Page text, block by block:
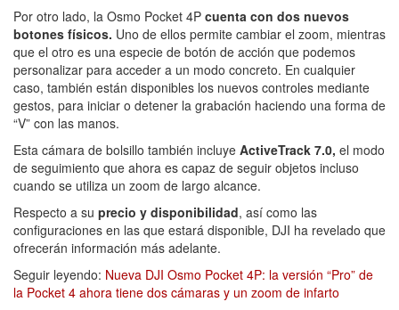
Por otro lado, la Osmo Pocket 4P cuenta con dos nuevos
botones físicos. Uno de ellos permite cambiar el zoom, mientras
que el otro es una especie de botón de acción que podemos
personalizar para acceder a un modo concreto. En cualquier
caso, también están disponibles los nuevos controles mediante
gestos, para iniciar o detener la grabación haciendo una forma de
“V” con las manos.
Esta cámara de bolsillo también incluye ActiveTrack 7.0, el modo
de seguimiento que ahora es capaz de seguir objetos incluso
cuando se utiliza un zoom de largo alcance.
Respecto a su precio y disponibilidad, así como las
configuraciones en las que estará disponible, DJI ha revelado que
ofrecerán información más adelante.
Seguir leyendo: Nueva DJI Osmo Pocket 4P: la versión “Pro” de
la Pocket 4 ahora tiene dos cámaras y un zoom de infarto